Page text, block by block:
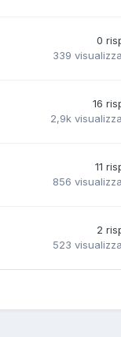
0
339
16
2,9k
11
856
2
523